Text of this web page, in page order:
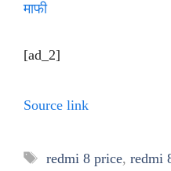
माफी
[ad_2]
Source link
Tags
redmi 8 price, redmi